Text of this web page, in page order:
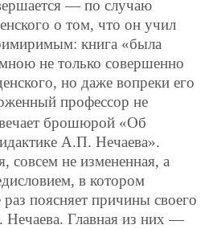
— по случаю
о том, что он учил
книга «была
не только совершенно
но даже вопреки его
профессор не
брошюрой «Об
А.П. Нечаева».
совсем не измененная, а
в котором
поясняет причины своего
Нечаева. Главная из них —